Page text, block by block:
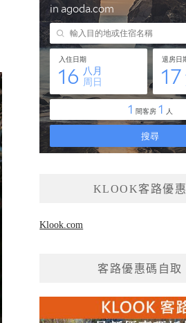
KLOOK客路優惠
Klook.com
客路優惠碼自取